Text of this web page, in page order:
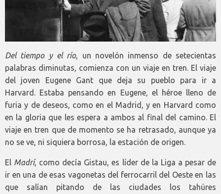
Del tiempo y el río, un novelón inmenso de setecientas
palabras diminutas, comienza con un viaje en tren. El viaje
del joven Eugene Gant que deja su pueblo para ir a
Harvard. Estaba pensando en Eugene, el héroe lleno de
furia y de deseos, como en el Madrid, y en Harvard como
en la gloria que les espera a ambos al final del camino. El
viaje en tren que de momento se ha retrasado, aunque ya
no se ve, ni siquiera borrosa, la estación de origen.
El Madrí, como decía Gistau, es líder de la Liga a pesar de
ir en una de esas vagonetas del ferrocarril del Oeste en las
que salían pitando de las ciudades los tahúres